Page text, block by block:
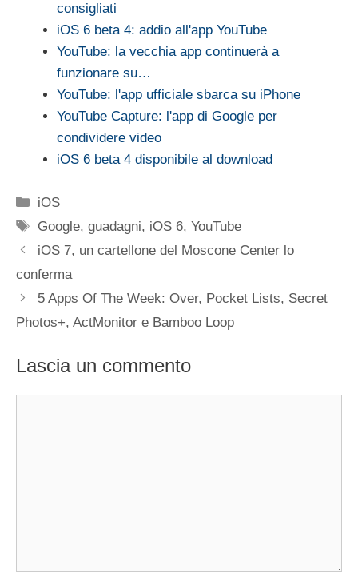
consigliati
iOS 6 beta 4: addio all'app YouTube
YouTube: la vecchia app continuerà a
funzionare su…
YouTube: l'app ufficiale sbarca su iPhone
YouTube Capture: l'app di Google per
condividere video
iOS 6 beta 4 disponibile al download
Categorie
iOS
Tag
Google,guadagni, iOS 6,YouTube
iOS 7, un cartellone del Moscone Center lo
conferma
5 Apps Of The Week: Over, Pocket Lists, Secret
Photos+, ActMonitor e Bamboo Loop
Lascia un commento